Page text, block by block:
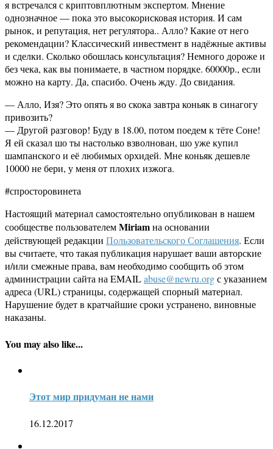
я встречался с криптовплютным экспертом. Мнение
однозначное — пока это высокорисковая история. И сам
рынок, и репутация, нет регулятора.. Алло? Какие от него
рекомендации? Классический инвестмент в надёжные активы
и сделки. Сколько обошлась консультация? Немного дороже и
без чека, как вы понимаете, в частном порядке. 60000р., если
можно на карту. Да, спасибо. Очень жду. До свидания.
— Алло, Изя? Это опять я во скока завтра коньяк в синагогу
привозить?
— Другой разговор! Буду в 18.00, потом поедем к тёте Соне!
Я ей сказал шо ты настолько взволнован, шо уже купил
шампанского и её любимых орхидей. Мне коньяк дешевле
10000 не бери, у меня от плохих изжога.
#спросторовинета
Настоящий материал самостоятельно опубликован в нашем
сообществе пользователемMiriamна основании
действующей редакции Пользовательского Соглашения. Если
вы считаете, что такая публикация нарушает ваши авторские
и/или смежные права, вам необходимо сообщить об этом
администрации сайта на EMAILabuse@newru.orgс указанием
адреса (URL) страницы, содержащей спорный материал.
Нарушение будет в кратчайшие сроки устранено, виновные
наказаны.
You may also like...
Этот мир придуман не нами
16.12.2017